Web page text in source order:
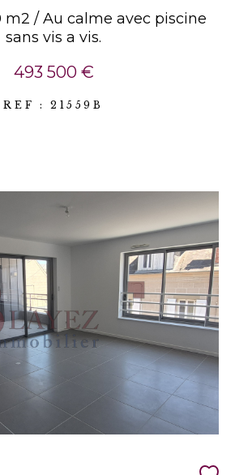
m2 / Au calme avec piscine
sans vis a vis.
493 500 €
REF : 21559B